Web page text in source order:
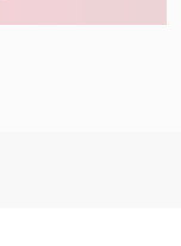
springen